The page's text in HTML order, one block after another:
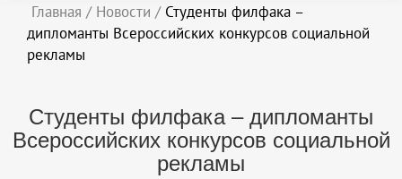
Главная / Новости / Студенты филфака –
дипломанты Всероссийских конкурсов социальной
рекламы
Студенты филфака – дипломанты
Всероссийских конкурсов социальной
рекламы